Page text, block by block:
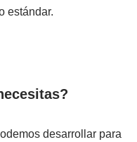
estándar.
desarrollar para